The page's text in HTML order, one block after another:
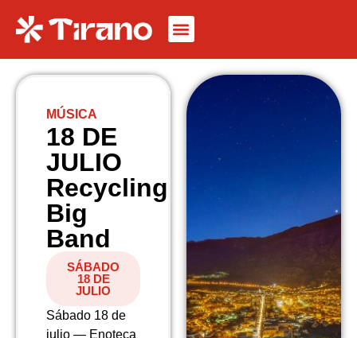
MÚSICA
18 DE
JULIO
Recycling
Big
Band
SÁBADO
18 DE
JULIO
Sábado 18 de
julio — Enoteca